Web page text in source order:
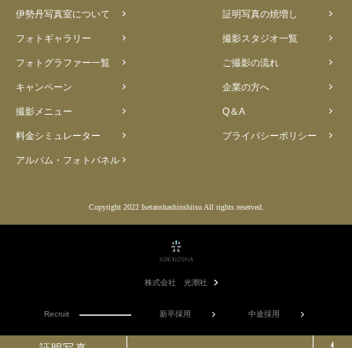
伊勢丹写真室について 証明写真の焼増し
フォトギャラリー 撮影スタジオ一覧
フォトグラファー一覧 ご撮影の流れ
キャンペーン 企業の方へ
撮影メニュー Q＆A
料金シミュレーター プライバシーポリシー
アルバム・フォトパネル
Copyright 2022 Isetanshashinshitsu All rights reserved.
株式会社 光潮社
Recruit 新卒採用 中途採用